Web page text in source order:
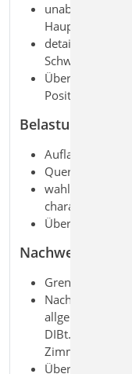
unabhängige
Haupt- und
detaillierte
Übernahmen
Positionen und
Belastung
Auflagerkraft
Querkraft
wahlweise als
Übernahme aus
Nachweise
Grenzzustand
allgemeiner
DIBt. Verband
Überprüfung